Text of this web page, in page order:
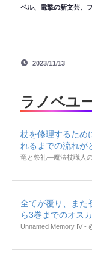
ベル、電撃の新文芸、
2023/11/13
ラノベユ
杖を修理するため
れるまでの流れが
竜と祭礼―魔法杖職人
全てが覆り、また
ら3巻までのオス
Unnamed Memory IV -